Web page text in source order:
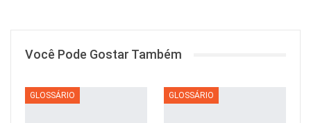
Você Pode Gostar Também
GLOSSÁRIO GLOSSÁRIO